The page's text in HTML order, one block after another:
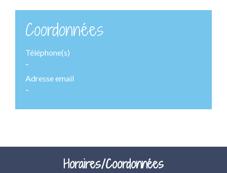
Coordonnées
Téléphone(s)
-
Adresse email
-
Horaires/Coordonnées